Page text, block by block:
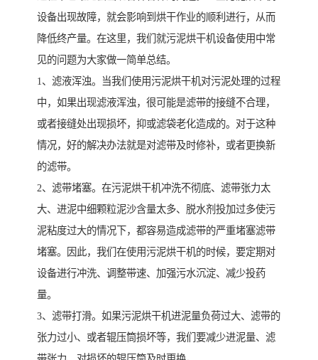
设备出现故障，就会影响到烘干作业的顺利进行，从而
降低终产量。在这里，我们就污泥烘干机设备使用中常
见的问题为大家做一简单总结。
1、滤液浑浊。当我们使用污泥烘干机对污泥处理的过程
中，如果出现滤液浑浊，很可能是滤带的接缝不合理，
或者接缝处出现损坏，抑或滤袋老化造成的。对于这种
情况，好的解决办法就是对滤带及时修补，或者更换新
的滤带。
2、滤带堵塞。在污泥烘干机冲洗不彻底、滤带张力太
大、进泥中细颗粒泥沙含量太多、脱水剂投加过多使污
泥粘度过大的情况下，都容易造成滤带的严重堵塞滤带
堵塞。因此，我们在使用污泥烘干机的时候，要定期对
设备进行冲洗、调整带速、加强污水沉淀、减少投药
量。
3、滤带打滑。如果污泥烘干机进泥量负荷过大、滤带的
张力过小、或者辊压筒损坏等，我们要减少进泥量、滤